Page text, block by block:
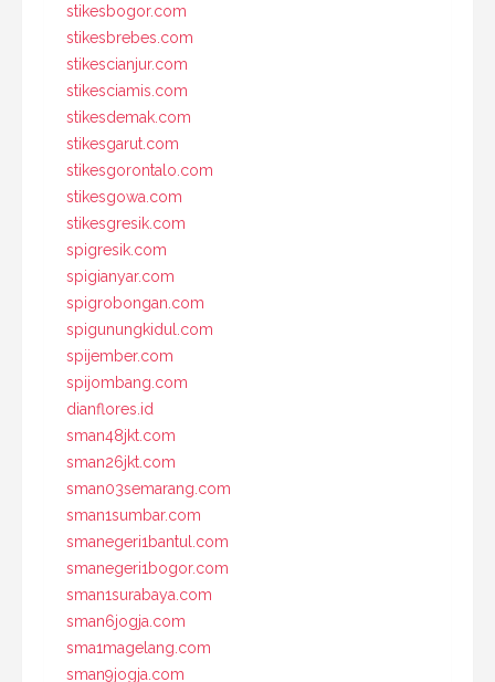
stikesbogor.com
stikesbrebes.com
stikescianjur.com
stikesciamis.com
stikesdemak.com
stikesgarut.com
stikesgorontalo.com
stikesgowa.com
stikesgresik.com
spigresik.com
spigianyar.com
spigrobongan.com
spigunungkidul.com
spijember.com
spijombang.com
dianflores.id
sman48jkt.com
sman26jkt.com
sman03semarang.com
sman1sumbar.com
smanegeri1bantul.com
smanegeri1bogor.com
sman1surabaya.com
sman6jogja.com
sma1magelang.com
sman9jogja.com